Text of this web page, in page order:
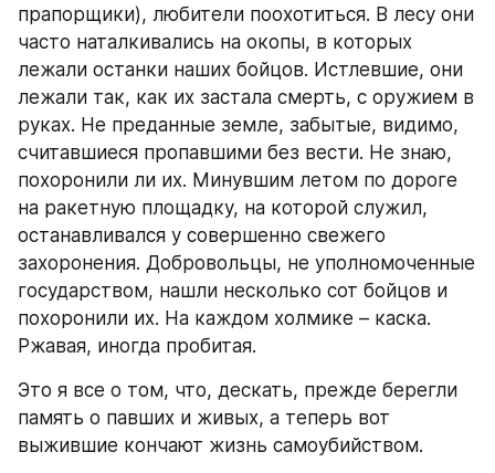
прапорщики), любители поохотиться. В лесу они
часто наталкивались на окопы, в которых
лежали останки наших бойцов. Истлевшие, они
лежали так, как их застала смерть, с оружием в
руках. Не преданные земле, забытые, видимо,
считавшиеся пропавшими без вести. Не знаю,
похоронили ли их. Минувшим летом по дороге
на ракетную площадку, на которой служил,
останавливался у совершенно свежего
захоронения. Добровольцы, не уполномоченные
государством, нашли несколько сот бойцов и
похоронили их. На каждом холмике – каска.
Ржавая, иногда пробитая.
Это я все о том, что, дескать, прежде берегли
память о павших и живых, а теперь вот
выжившие кончают жизнь самоубийством.